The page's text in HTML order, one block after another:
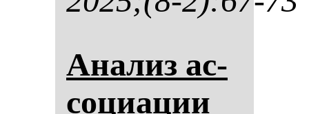
Ана­лиз ас­
со­ци­ации